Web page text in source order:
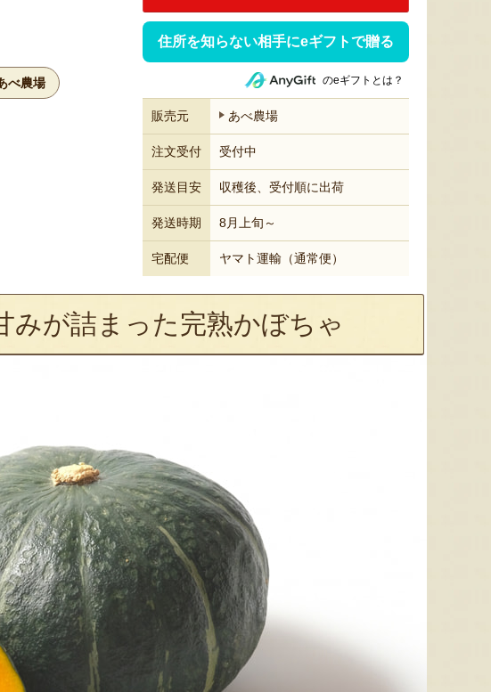
べ農場
住所を知らない相手にeギフトで贈る
のeギフトとは？
販売元 あべ農場
注文受付 受付中
発送目安 収穫後、受付順に出荷
発送時期 8月上旬～
宅配便 ヤマト運輸（通常便）
みが詰まった完熟かぼちゃ